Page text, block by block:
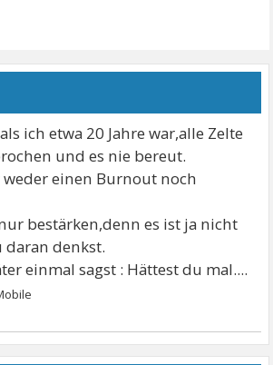
ich etwa 20 Jahre war,alle Zelte
und es nie bereut.
weder einen Burnout noch
bestärken,denn es ist ja nicht
daran denkst.
einmal sagst : Hättest du mal....